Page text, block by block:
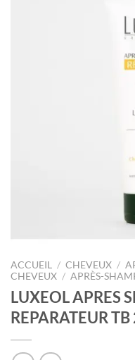
ACCUEIL / CHEVEUX /
CHEVEUX / APRÈS-
LUXEOL APRES
REPARATEUR